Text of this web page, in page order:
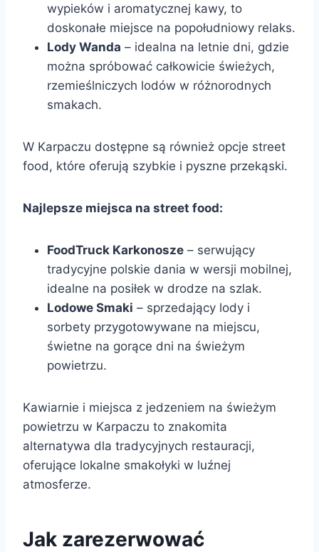
wypieków i aromatycznej kawy, to
doskonałe miejsce na popołudniowy relaks.
Lody Wanda – idealna na letnie dni, gdzie
można spróbować całkowicie świeżych,
rzemieślniczych lodów w różnorodnych
smakach.
W Karpaczu dostępne są również opcje street
food, które oferują szybkie i pyszne przekąski.
Najlepsze miejsca na street food:
FoodTruck Karkonosze – serwujący
tradycyjne polskie dania w wersji mobilnej,
idealne na posiłek w drodze na szlak.
Lodowe Smaki – sprzedający lody i
sorbety przygotowywane na miejscu,
świetne na gorące dni na świeżym
powietrzu.
Kawiarnie i miejsca z jedzeniem na świeżym
powietrzu w Karpaczu to znakomita
alternatywa dla tradycyjnych restauracji,
oferujące lokalne smakołyki w luźnej
atmosferze.
Jak zarezerwować